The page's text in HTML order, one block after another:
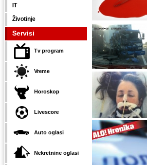
IT
Životinje
Servisi
Tv program
Vreme
Horoskop
Livescore
Auto oglasi
Nekretnine oglasi